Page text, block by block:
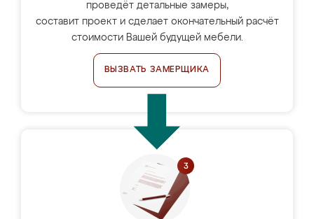
проведёт детальные замеры,
составит проект и сделает окончательный расчёт
стоимости Вашей будущей мебели.
ВЫЗВАТЬ ЗАМЕРЩИКА